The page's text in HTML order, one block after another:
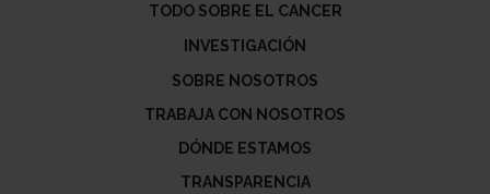
TODO SOBRE EL CANCER
INVESTIGACIÓN
SOBRE NOSOTROS
TRABAJA CON NOSOTROS
DÓNDE ESTAMOS
TRANSPARENCIA